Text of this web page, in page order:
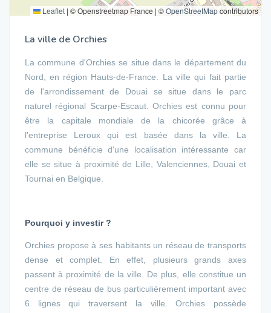
Leaflet | © Openstreetmap France | ©OpenStreetMapcontributors
La ville de Orchies
La commune d'Orchies se situe dans le département du
Nord, en région Hauts-de-France. La ville qui fait partie
de l'arrondissement de Douai se situe dans le parc
naturel régional Scarpe-Escaut. Orchies est connu pour
être la capitale mondiale de la chicorée grâce à
l'entreprise Leroux qui est basée dans la ville. La
commune bénéficie d'une localisation intéressante car
elle se situe à proximité de Lille, Valenciennes, Douai et
Tournai en Belgique.
Pourquoi y investir ?
Orchies propose à ses habitants un réseau de transports
dense et complet. En effet, plusieurs grands axes
passent à proximité de la ville. De plus, elle constitue un
centre de réseau de bus particulièrement important avec
6 lignes qui traversent la ville. Orchies possède